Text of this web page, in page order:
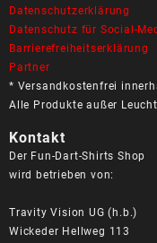
Datenschutzerklärung
Datenschutz für Social-
Barrierefreiheitserklärung
Partner
* Versandkostenfrei
Alle Produkte außer
Kontakt
Der Fun-Dart-Shirts Shop
wird betrieben von:
Travity Vision UG (h.b.)
Wickeder Hellweg 113